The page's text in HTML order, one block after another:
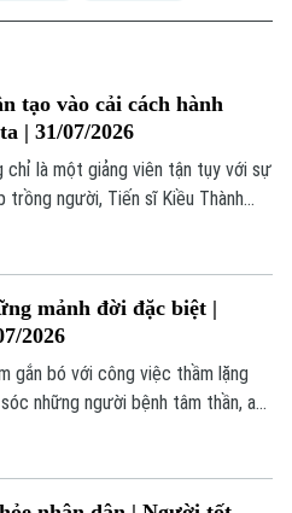
tạo vào cải cách hành
| 31/07/2026
chỉ là một giảng viên tận tụy với sự
trồng người, Tiến sĩ Kiều Thành
đưa trí tuệ nhân tạo AI vào thực
chính công, tạo nên sức lan tỏa
từ Thủ đô đến nhiều tỉnh, thành
cả nước.
mảnh đời đặc biệt |
2026
gắn bó với công việc thầm lặng
những người bệnh tâm thần, anh